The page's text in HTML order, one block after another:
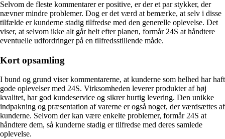
Selvom de fleste kommentarer er positive, er der et par stykker, der
nævner mindre problemer. Dog er det værd at bemærke, at selv i disse
tilfælde er kunderne stadig tilfredse med den generelle oplevelse. Det
viser, at selvom ikke alt går helt efter planen, formår 24S at håndtere
eventuelle udfordringer på en tilfredsstillende måde.
Kort opsamling
I bund og grund viser kommentarerne, at kunderne som helhed har haft
gode oplevelser med 24S. Virksomheden leverer produkter af høj
kvalitet, har god kundeservice og sikrer hurtig levering. Den unikke
indpakning og præsentation af varerne er også noget, der værdsættes af
kunderne. Selvom der kan være enkelte problemer, formår 24S at
håndtere dem, så kunderne stadig er tilfredse med deres samlede
oplevelse.